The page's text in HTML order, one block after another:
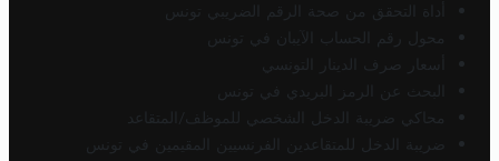
أداة التحقق من صحة الرقم الضريبي تونس
محول رقم الحساب الآيبان في تونس
أسعار صرف الدينار التونسي
البحث عن الرمز البريدي في تونس
محاكي ضريبة الدخل الشخصي للموظف/المتقاعد
ضريبة الدخل للمتقاعدين الفرنسيين المقيمين في تونس